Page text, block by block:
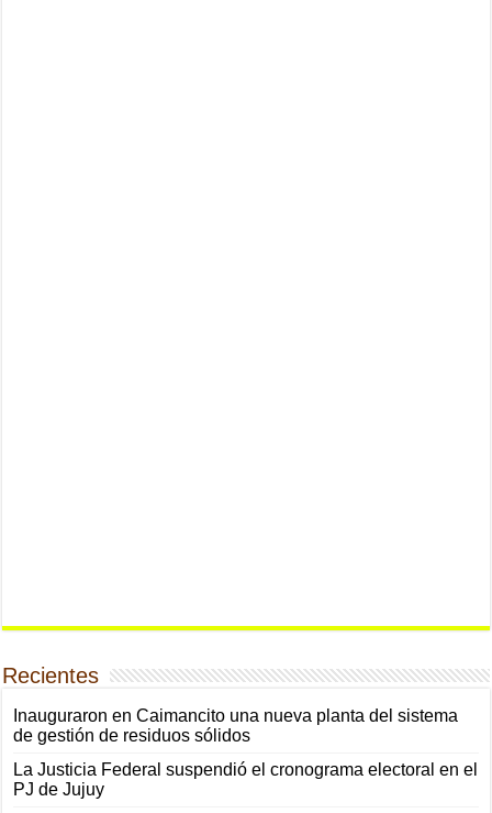
Recientes
Inauguraron en Caimancito una nueva planta del sistema
de gestión de residuos sólidos
La Justicia Federal suspendió el cronograma electoral en el
PJ de Jujuy